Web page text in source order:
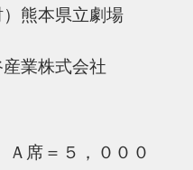
本県立劇場
株式会社
Ａ席＝５，０００